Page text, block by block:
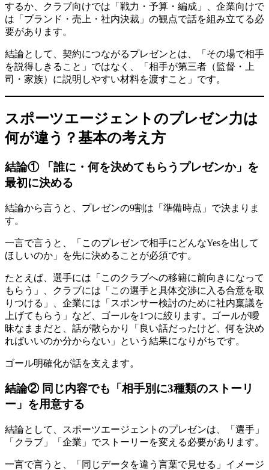
するか、クラブ向けでは「戦力・予算・編成」、企業向けで
は「ブランド・売上・社内決裁」の観点で話を組み立てる必
要があります。
結論として、契約につながるプレゼンとは、「その場で相手
を説得しきること」ではなく、「相手が第三者（監督・上
司・家族）に説明しやすい材料を渡すこと」です。
スポーツエージェントのプレゼン力は
何が違う？基本の考え方
結論① 「誰に・何を決めてもらうプレゼンか」を
最初に決める
結論から言うと、プレゼンの9割は「準備時点」で決まりま
す。
一言で言うと、「このプレゼンで相手にどんなYesを出して
ほしいのか」を先に決めることが必須です。
たとえば、選手には「このクラブへの移籍に前向きになって
もらう」、クラブには「この選手と具体交渉に入る合意を取
りつける」、企業には「スポンサー検討のために社内稟議を
上げてもらう」など、ゴールを1つに絞ります。ゴールが曖
昧なままだと、話が散らかり「良い話だったけど、何を決め
ればいいのか分からない」という結果になりがちです。
ゴール明確化が話を支えます。
結論② 同じ内容でも「相手別に3種類のストーリ
ー」を用意する
結論として、スポーツエージェントのプレゼンは、「選手」
「クラブ」「企業」でストーリーを変える必要があります。
一言で言うと、「同じデータを違う言葉で見せる」イメージ